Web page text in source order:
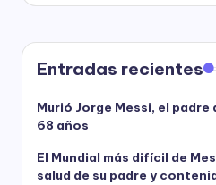
Entradas recientes
Murió Jorge Messi, el padre
68 años
El Mundial más difícil de
salud de su padre y